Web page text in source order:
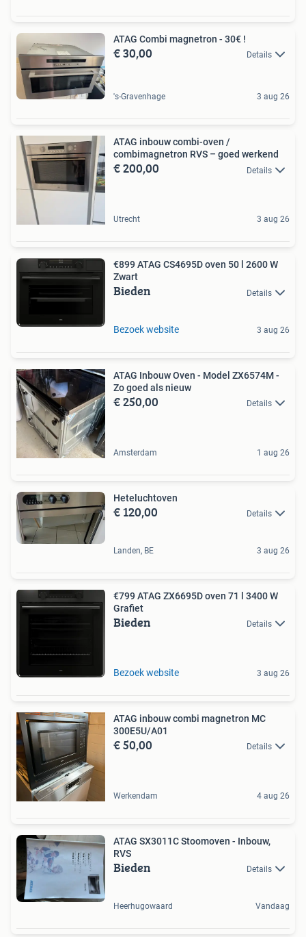
ATAG Combi magnetron - 30€ !
€ 30,00 Details
's-Gravenhage 3 aug 26
ATAG inbouw combi-oven /
combimagnetron RVS – goed werkend
€ 200,00 Details
Utrecht 3 aug 26
€899 ATAG CS4695D oven 50 l 2600 W
Zwart
Bieden Details
Bezoek website 3 aug 26
ATAG Inbouw Oven - Model ZX6574M -
Zo goed als nieuw
€ 250,00 Details
Amsterdam 1 aug 26
Heteluchtoven
€ 120,00 Details
Landen, BE 3 aug 26
€799 ATAG ZX6695D oven 71 l 3400 W
Grafiet
Bieden Details
Bezoek website 3 aug 26
ATAG inbouw combi magnetron MC
300E5U/A01
€ 50,00 Details
Werkendam 4 aug 26
ATAG SX3011C Stoomoven - Inbouw,
RVS
Bieden Details
Heerhugowaard Vandaag